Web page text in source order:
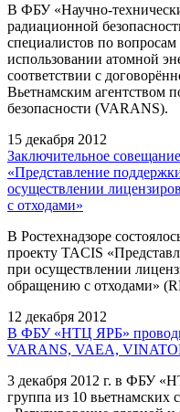
В ФБУ «Научно-
радиационной
специалистов по
использовании атомной
соответствии с
Вьетнамским агентством
безопасности (VARANS).
15 декабря 2012
Заключительное
«Представление
осуществлении
с отходами»
В Ростехнадзоре
проекту TACIS
при осуществлении
обращению с отходами»
12 декабря 2012
В ФБУ «НТЦ ЯРБ»
VARANS, VAEA,
3 декабря 2012 г. в ФБУ
группа из 10 вьетнамских